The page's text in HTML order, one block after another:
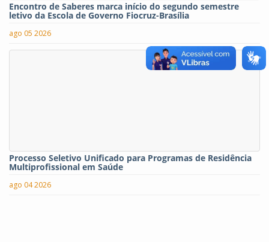
Encontro de Saberes marca início do segundo semestre
letivo da Escola de Governo Fiocruz-Brasília
ago 05 2026
Processo Seletivo Unificado para Programas de Residência
Multiprofissional em Saúde
ago 04 2026